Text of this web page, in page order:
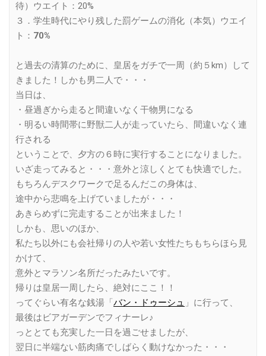
待）ウエイト：20%
３．学生時代にやり残した罰ゲームの消化（本気）ウエイ
ト： 70%
と過去の清算のために、皇居をガチで一周（約５km）して
きました！しかも男二人で・・・
当日は、
・昼過ぎから走ると間違いなく干物男になる
・明るい時間帯に野獣二人が走っていたら、間違いなく連
行される
ということで、夕方の６時に実行することになりました。
いざ走ってみると・・・意外と涼しくとても快適でした。
もちろんデスクワークで足るんだこの身体は、
途中から悲鳴を上げていましたが・・・
あきらめずに完走することが出来ました！
しかも、思いのほか、
私たち以外にも会社帰りの人や若い女性たちもちらほら見
かけて、
意外とマラソン名所だったみたいです。
帰りは皇居一周したら、絶対にここ！！
ってぐらい有名な銭湯「 バン・ドゥーシュ 」に行って、
最後はビアガーデンでフィナーレ♪
っととても充実した一日を過ごせましたが、
翌日に半端ない筋肉痛でしばらく動けなかった・・・